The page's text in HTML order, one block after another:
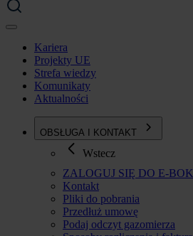
Kariera
Projekty UE
Strefa wiedzy
Komunikaty
Aktualności
OBSŁUGA I KONTAKT
Wstecz
ZALOGUJ SIĘ DO E-BOK
Kontakt
Pliki do pobrania
Przedłuż umowę
Podaj odczyt gazomierza